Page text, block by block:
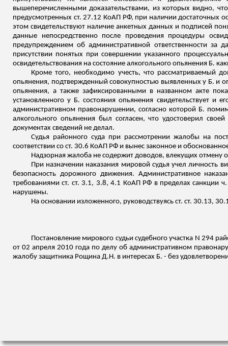
вышеперечисленными доказательствами, из которых видно,
предусмотренных ст. 27.12 КоАП РФ, при наличии достаточных
этом свидетельствуют наличие анкетных данных и подписей
данные непосредственно после проведения процедуры
предупреждением об административной ответственности
присутствии понятых при совершении указанного
освидетельствования на состояние алкогольного опьянения Б.
Кроме того, необходимо учесть, что рассматриваемый
опьянения, подтвержденный совокупностью выявленных у Б. и
опьянения, а также зафиксированными в названном акте
установленного у Б. состояния опьянения свидетельствуети
административном правонарушении, согласно которой Б.
алкогольного опьянения был согласен, что удостоверил
документах сведений не делал.
Судья районного суда при рассмотрении жалобы на
соответствии со ст. 30.6 КоАП РФ и вынес законное и
Надзорная жалоба не содержит доводов, влекущих
При назначении наказания мировой судья учел личность
безопасность дорожного движения. Административное
требованиями ст. ст. 3.1, 3.8, 4.1 КоАП РФ в пределах санкции
нарушены.
На основании изложенного, руководствуясь ст. ст. 30.13,
Постановление мирового судьи судебного участка N 294
от 02 апреля 2010 года по делу об административном
жалобу защитника Рощина Д.Н. в интересах Б. - без